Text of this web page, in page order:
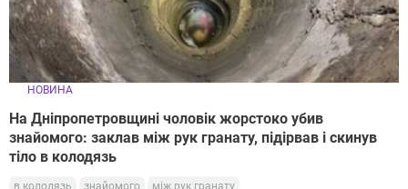
НОВИНА
На Дніпропетровщині чоловік жорстоко убив
знайомого: заклав між рук гранату, підірвав і скинув
тіло в колодязь
в колодязь знайомого
між рук гранату